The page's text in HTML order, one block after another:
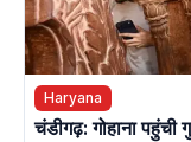
Haryana
चंडीगढ़: गोहाना